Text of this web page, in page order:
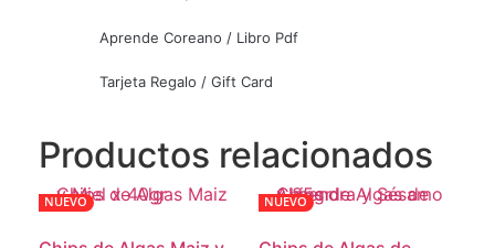
Aprende Coreano / Libro Pdf
Tarjeta Regalo / Gift Card
Productos relacionados
NUEVO NUEVO